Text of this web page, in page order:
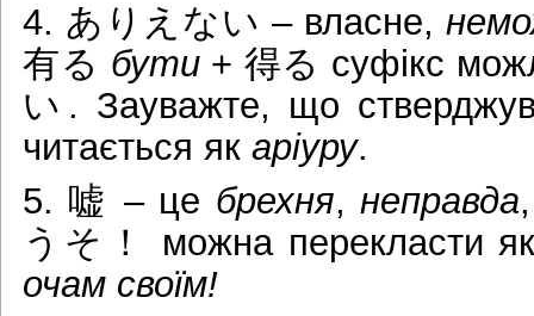
4. ありえない – власне,
有る бути+ 得る суфікс
い. Зауважте, що
читається як аріуру.
5. 嘘 – це брехня, неправда
うそ！ можна перекласти
очам своїм!